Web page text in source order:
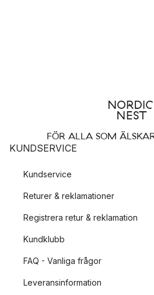
FÖR ALLA SOM
KUNDSERVICE
Kundservice
Returer & reklamationer
Registrera retur & reklamation
Kundklubb
FAQ - Vanliga frågor
Leveransinformation